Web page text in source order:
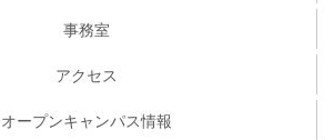
事務室
アクセス
オープンキャンパス情報